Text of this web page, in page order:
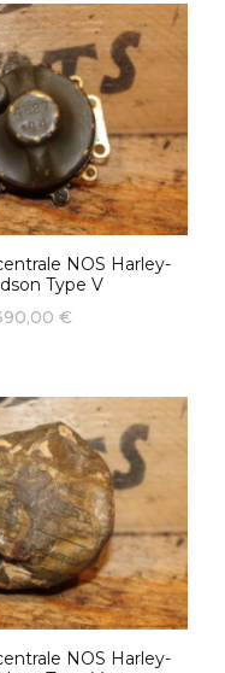
NOS Harley-
Type V
€
NOS Harley-